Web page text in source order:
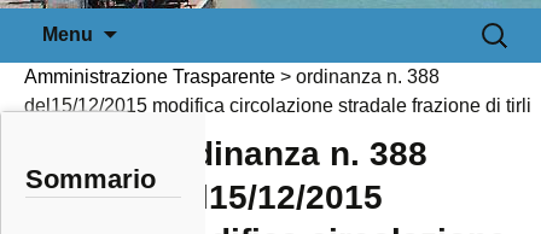
Menu
contenuto
Ricerca
per:
Amministrazione Trasparente > ordinanza n. 388
del15/12/2015 modifica circolazione stradale frazione di tirli
Sommario
ordinanza n. 388
del15/12/2015